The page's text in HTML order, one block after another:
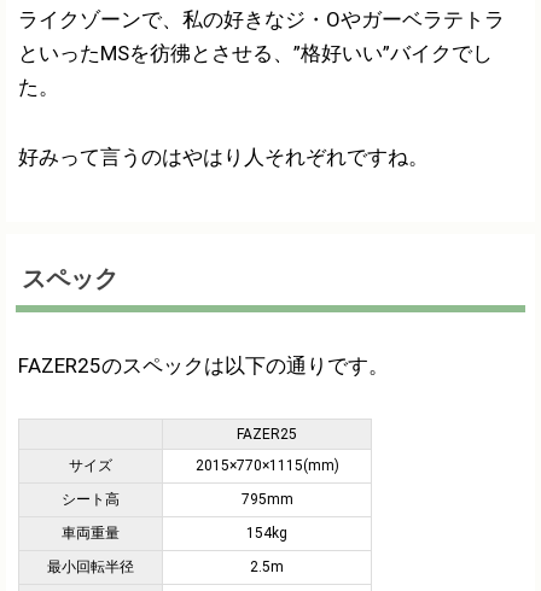
ライクゾーンで、私の好きなジ・Oやガーベラテトラ
といったMSを彷彿とさせる、”格好いい”バイクでし
た。
好みって言うのはやはり人それぞれですね。
スペック
FAZER25のスペックは以下の通りです。
FAZER25
サイズ
2015×770×1115(mm)
シート高
795mm
車両重量
154kg
最小回転半径
2.5m